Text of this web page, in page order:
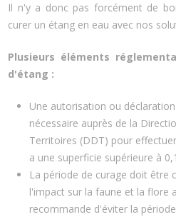
Il n'y a donc pas forcément de
curer un étang en eau avec nos
Plusieurs éléments
d'étang :
Une autorisation ou
nécessaire auprès de la
Territoires (DDT) pour
a une superficie supérieure à
La période de curage doit être
l'impact sur la faune et la flore
recommande d'éviter la